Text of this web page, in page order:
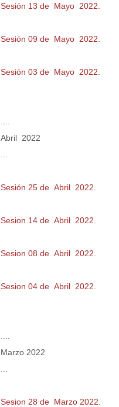
Sesión 13 de Mayo 2022.
Sesión 09 de Mayo 2022.
Sesión 03 de Mayo 2022.
Abril 2022
Sesión 25 de Abril 2022.
Sesion 14 de Abril 2022.
Sesion 08 de Abril 2022.
Sesion 04 de Abril 2022.
Marzo 2022
Sesion 28 de Marzo 2022.